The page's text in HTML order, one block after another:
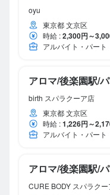
oyu
東京都 文京区
時給 :2,300円～
アルバイト・パート
アロマ/後楽園駅/
birth スパラクーア店
東京都 文京区
時給 :1,226円～
アルバイト・パート
アロマ/後楽園駅/
CURE BODY スパラク